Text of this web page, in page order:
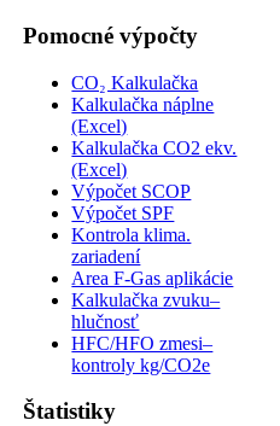
Pomocné výpočty
CO₂ Kalkulačka
Kalkulačka náplne
(Excel)
Kalkulačka CO2 ekv.
(Excel)
Výpočet SCOP
Výpočet SPF
Kontrola klima.
zariadení
Area F-Gas aplikácie
Kalkulačka zvuku–
hlučnosť
HFC/HFO zmesi–
kontroly kg/CO2e
Štatistiky